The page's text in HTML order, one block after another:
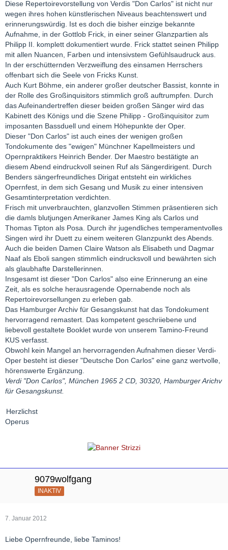
Diese Repertoirevorstellung von Verdis "Don Carlos" ist nicht nur
wegen ihres hohen künstlerischen Niveaus beachtenswert und
erinnerungswürdig. Ist es doch die bisher einzige bekannte
Aufnahme, in der Gottlob Frick, in einer seiner Glanzpartien als
Philipp II. komplett dokumentiert wurde. Frick stattet seinen Philipp
mit allen Nuancen, Farben und intensivstem Gefühlsaudruck aus.
In der erschütternden Verzweiflung des einsamen Herrschers
offenbart sich die Seele von Fricks Kunst.
Auch Kurt Böhme, ein anderer großer deutscher Bassist, konnte in
der Rolle des Großinquisitors stimmlich groß auftrumpfen. Durch
das Aufeinandertreffen dieser beiden großen Sänger wird das
Kabinett des Königs und die Szene Philipp - Großinquisitor zum
imposanten Bassduell und einem Höhepunkte der Oper.
Dieser "Don Carlos" ist auch eines der wenigen großen
Tondokumente des "ewigen" Münchner Kapellmeisters und
Opernpraktikers Heinrich Bender. Der Maestro bestätigte an
diesem Abend eindruckvoll seinen Ruf als Sängerdirigent. Durch
Benders sängerfreundliches Dirigat entsteht ein wirkliches
Opernfest, in dem sich Gesang und Musik zu einer intensiven
Gesamtinterpretation verdichten.
Frisch mit unverbrauchten, glanzvollen Stimmen präsentieren sich
die damls blutjungen Amerikaner James King als Carlos und
Thomas Tipton als Posa. Durch ihr jugendliches temperamentvolles
Singen wird ihr Duett zu einem weiteren Glanzpunkt des Abends.
Auch die beiden Damen Claire Watson als Elisabeth und Dagmar
Naaf als Eboli sangen stimmlich eindrucksvoll und bewährten sich
als glaubhafte Darstellerinnen.
Insgesamt ist dieser "Don Carlos" also eine Erinnerung an eine
Zeit, als es solche herausragende Opernabende noch als
Repertoirevorsellungen zu erleben gab.
Das Hamburger Archiv für Gesangskunst hat das Tondokument
hervorragend remastert. Das kompetent geschriiebene und
liebevoll gestaltete Booklet wurde von unserem Tamino-Freund
KUS verfasst.
Obwohl kein Mangel an hervorragenden Aufnahmen dieser Verdi-
Oper besteht ist dieser "Deutsche Don Carlos" eine ganz wertvolle,
hörenswerte Ergänzung.
Verdi "Don Carlos", München 1965 2 CD, 30320, Hamburger Arichv
für Gesangskunst.
Herzlichst
Operus
9079wolfgang
INAKTIV
7. Januar 2012
Liebe Opernfreunde, liebe Taminos!